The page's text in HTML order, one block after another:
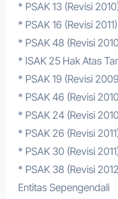
* PSAK 13 (Revisi
* PSAK 16 (Revisi
* PSAK 48 (Revisi
* ISAK 25 Hak Atas
* PSAK 19 (Revisi
* PSAK 46 (Revisi
* PSAK 24 (Revisi
* PSAK 26 (Revisi
* PSAK 30 (Revisi
* PSAK 38 (Revisi
Entitas Sepengendali